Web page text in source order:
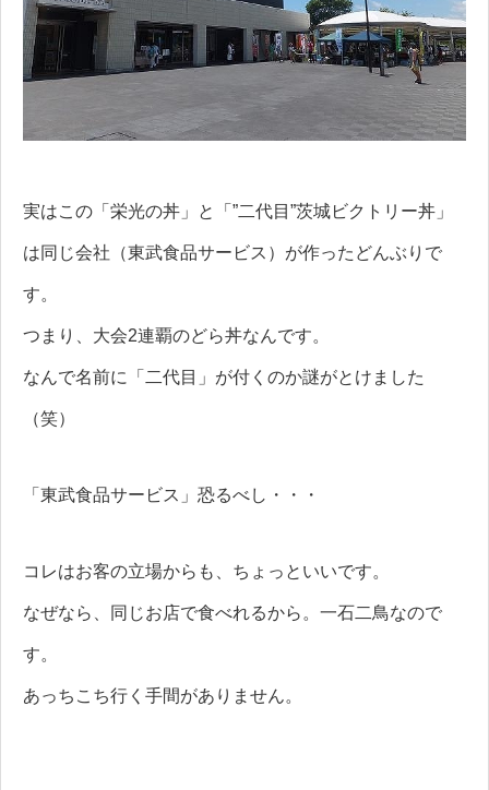
実はこの「栄光の丼」と「”二代目”茨城ビクトリー丼」
は同じ会社（東武食品サービス）が作ったどんぶりで
す。
つまり、大会2連覇のどら丼なんです。
なんで名前に「二代目」が付くのか謎がとけました
（笑）
「東武食品サービス」恐るべし・・・
コレはお客の立場からも、ちょっといいです。
なぜなら、同じお店で食べれるから。一石二鳥なので
す。
あっちこち行く手間がありません。